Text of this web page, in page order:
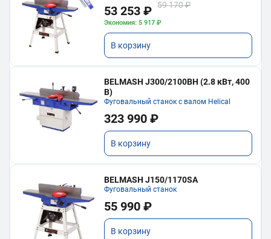
53 253 ₽ 59 170 ₽
Экономия: 5 917 ₽
В корзину
BELMASH J300/2100ВH (2.8 кВт, 400
В)
Фуговальный станок с валом Helical
323 990 ₽
В корзину
BELMASH J150/1170SA
Фуговальный станок
55 990 ₽
В корзину